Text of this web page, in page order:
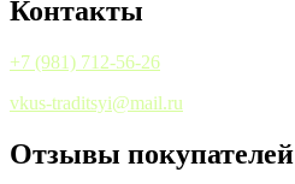
Контакты
+7 (981) 712-56-26
vkus-traditsyi@mail.ru
Отзывы покупателей